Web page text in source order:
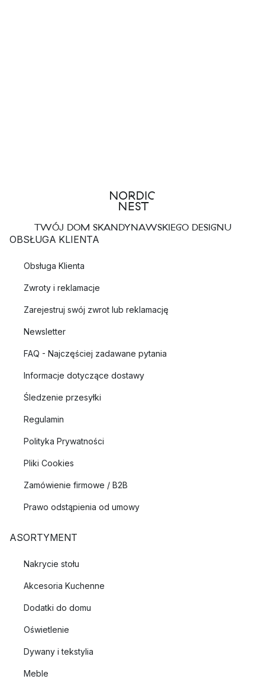
TWÓJ DOM SKANDYNAWSKIEGO DESIGNU
OBSŁUGA KLIENTA
Obsługa Klienta
Zwroty i reklamacje
Zarejestruj swój zwrot lub reklamację
Newsletter
FAQ - Najczęściej zadawane pytania
Informacje dotyczące dostawy
Śledzenie przesyłki
Regulamin
Polityka Prywatności
Pliki Cookies
Zamówienie firmowe / B2B
Prawo odstąpienia od umowy
ASORTYMENT
Nakrycie stołu
Akcesoria Kuchenne
Dodatki do domu
Oświetlenie
Dywany i tekstylia
Meble